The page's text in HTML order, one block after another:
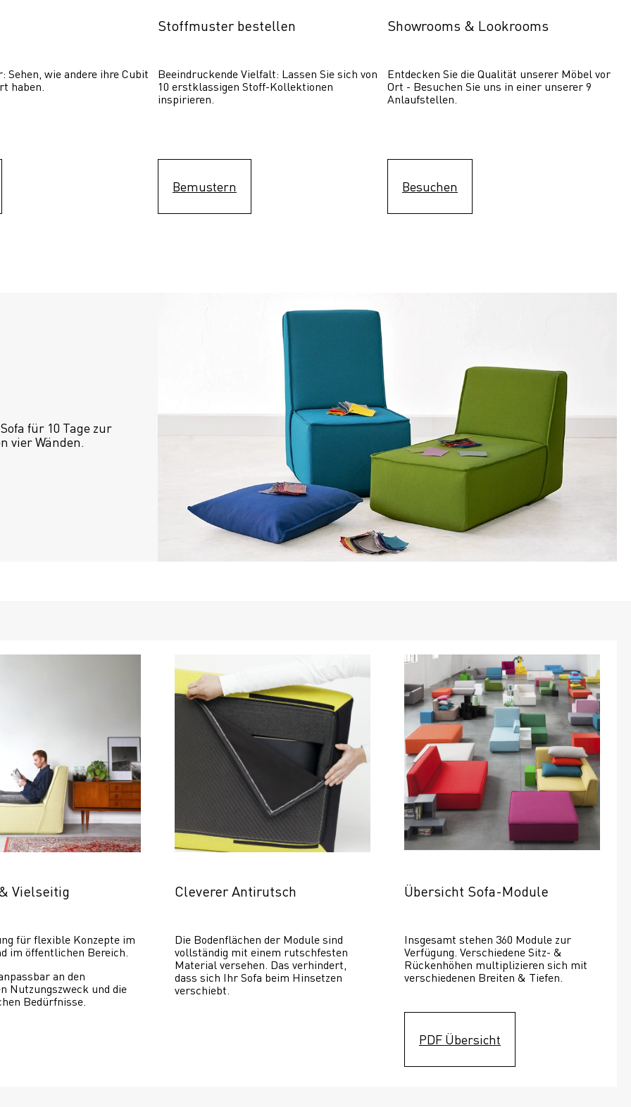
Sehen, wie andere ihre Cubit
haben.
Stoffmuster bestellen
Beeindruckende Vielfalt: Lassen Sie sich von
10 erstklassigen Stoff-Kollektionen
inspirieren.
Bemustern
Showrooms & Lookrooms
Entdecken Sie die Qualität unserer Möbel vor
Ort - Besuchen Sie uns in einer unserer 9
Anlaufstellen.
Besuchen
für 10 Tage zur
vier Wänden.
Vielseitig
für flexible Konzepte im
im öffentlichen Bereich.
an den
Nutzungszweck und die
Bedürfnisse.
Cleverer Antirutsch
Die Bodenflächen der Module sind
vollständig mit einem rutschfesten
Material versehen. Das verhindert,
dass sich Ihr Sofa beim Hinsetzen
verschiebt.
Übersicht Sofa-Module
Insgesamt stehen 360 Module zur
Verfügung. Verschiedene Sitz- &
Rückenhöhen multiplizieren sich mit
verschiedenen Breiten & Tiefen.
PDF Übersicht